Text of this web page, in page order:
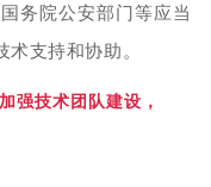
务院公安部门等应当
支持和协助。
强技术团队建设，